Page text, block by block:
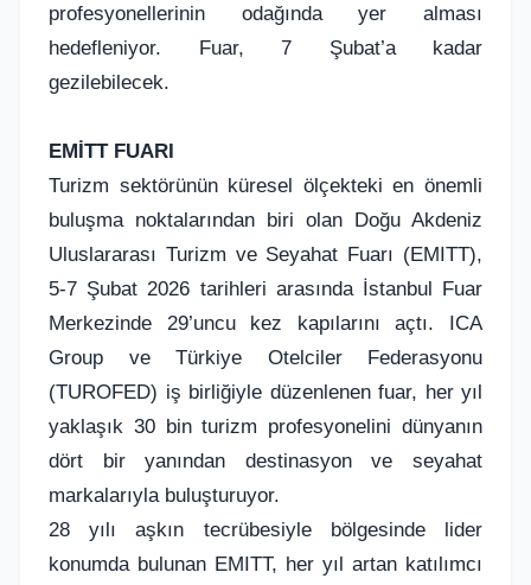
profesyonellerinin odağında yer alması
hedefleniyor. Fuar, 7 Şubat’a kadar
gezilebilecek.
EMİTT FUARI
Turizm sektörünün küresel ölçekteki en önemli
buluşma noktalarından biri olan Doğu Akdeniz
Uluslararası Turizm ve Seyahat Fuarı (EMITT),
5-7 Şubat 2026 tarihleri arasında İstanbul Fuar
Merkezinde 29’uncu kez kapılarını açtı. ICA
Group ve Türkiye Otelciler Federasyonu
(TUROFED) iş birliğiyle düzenlenen fuar, her yıl
yaklaşık 30 bin turizm profesyonelini dünyanın
dört bir yanından destinasyon ve seyahat
markalarıyla buluşturuyor.
28 yılı aşkın tecrübesiyle bölgesinde lider
konumda bulunan EMITT, her yıl artan katılımcı